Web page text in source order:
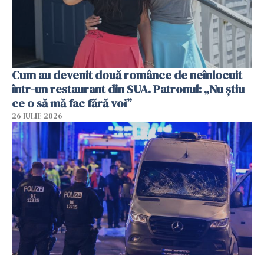
Cum au devenit două românce de neînlocuit
într-un restaurant din SUA. Patronul: „Nu știu
ce o să mă fac fără voi”
26 IULIE 2026